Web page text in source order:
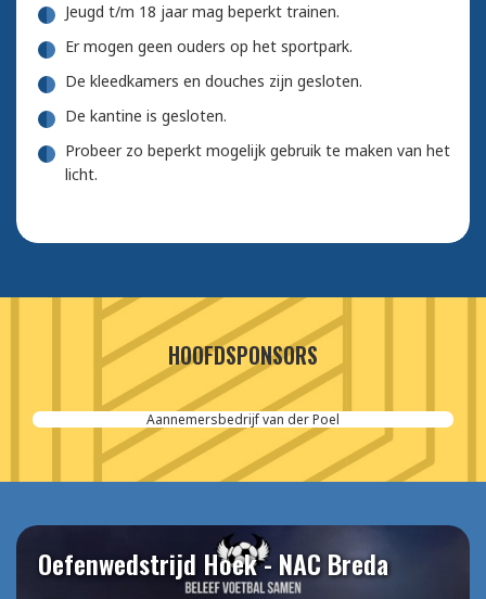
Jeugd t/m 18 jaar mag beperkt trainen.
Er mogen geen ouders op het sportpark.
De kleedkamers en douches zijn gesloten.
De kantine is gesloten.
Probeer zo beperkt mogelijk gebruik te maken van het
licht.
HOOFDSPONSORS
Aannemersbedrijf van der Poel
Oefenwedstrijd Hoek - NAC Breda